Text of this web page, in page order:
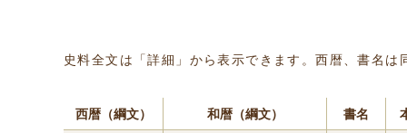
史料全文は「詳細」から表示できます。西暦、書名
西暦（綱文） 和暦（綱文） 書名